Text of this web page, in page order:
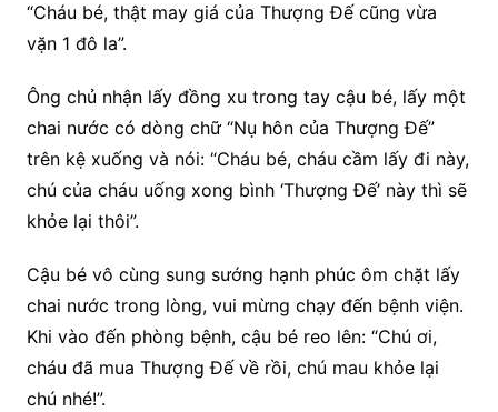
“Cháu bé, thật may giá của Thượng Đế cũng vừa
vặn 1 đô la”.
Ông chủ nhận lấy đồng xu trong tay cậu bé, lấy một
chai nước có dòng chữ “Nụ hôn của Thượng Đế”
trên kệ xuống và nói: “Cháu bé, cháu cầm lấy đi này,
chú của cháu uống xong bình ‘Thượng Đế’ này thì sẽ
khỏe lại thôi”.
Cậu bé vô cùng sung sướng hạnh phúc ôm chặt lấy
chai nước trong lòng, vui mừng chạy đến bệnh viện.
Khi vào đến phòng bệnh, cậu bé reo lên: “Chú ơi,
cháu đã mua Thượng Đế về rồi, chú mau khỏe lại
chú nhé!”.